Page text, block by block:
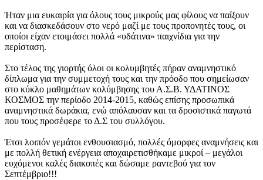
Ήταν μια ευκαιρία για όλους τους μικρούς μας φίλους να παίξουν
και να διασκεδάσουν στο νερό μαζί με τους προπονητές τους, οι
οποίοι είχαν ετοιμάσει πολλά «υδάτινα» παιχνίδια για την
περίσταση.
Στο τέλος της γιορτής όλοι οι κολυμβητές πήραν αναμνηστικό
δίπλωμα για την συμμετοχή τους και την πρόοδο που σημείωσαν
στο κύκλο μαθημάτων κολύμβησης του Α.Σ.Β. ΥΔΑΤΙΝΟΣ
ΚΟΣΜΟΣ την περίοδο 2014-2015, καθώς επίσης προσωπικά
αναμνηστικά δωράκια, ενώ απόλαυσαν και τα δροσιστικά παγωτά
που τους προσέφερε το Δ.Σ του συλλόγου.
Έτσι λοιπόν γεμάτοι ενθουσιασμό, πολλές όμορφες αναμνήσεις και
με πολλή θετική ενέργεια αποχαιρετισθήκαμε μικροί – μεγάλοι
ευχόμενοι καλές διακοπές και δώσαμε ραντεβού για τον
Σεπτέμβριο!!!